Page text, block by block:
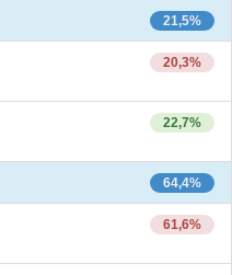
21,5%
20,3%
22,7%
64,4%
61,6%